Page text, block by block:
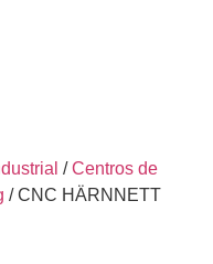
/Centros de
/ CNC HÄRNNETT